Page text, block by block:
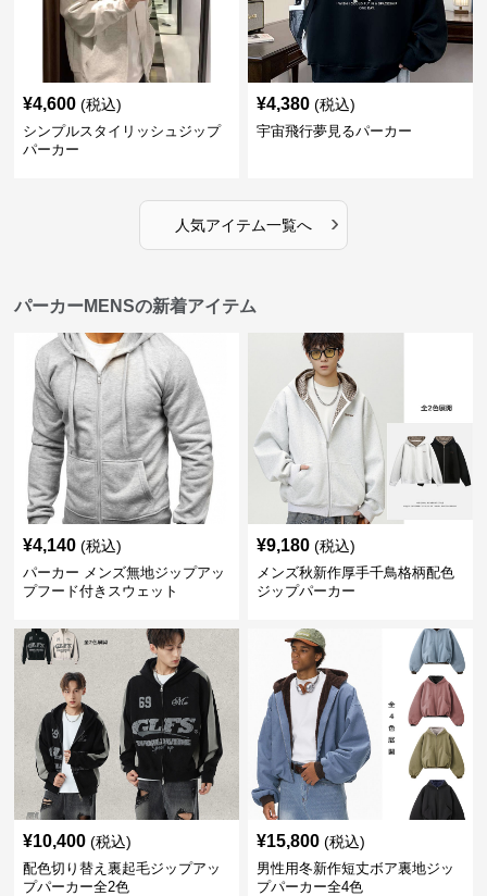
¥4,600 (税込)
シンプルスタイリッシュジップ
パーカー
¥4,380 (税込)
宇宙飛行夢見るパーカー
人気アイテム一覧へ ›
パーカーMENSの新着アイテム
¥4,140 (税込)
パーカー メンズ無地ジップアッ
プフード付きスウェット
¥9,180 (税込)
メンズ秋新作厚手千鳥格柄配色
ジップパーカー
¥10,400 (税込)
配色切り替え裏起毛ジップアッ
プパーカー全2色
¥15,800 (税込)
男性用冬新作短丈ボア裏地ジッ
プパーカー全4色